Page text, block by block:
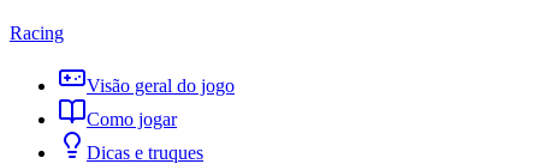
Racing
Visão geral do jogo
Como jogar
Dicas e truques